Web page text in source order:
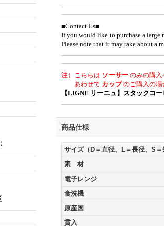
■Contact Us■
If you would like to purchase a large
Please note that it may take about a
注）こちらは ソーサー のみの購入
あわせて カップのご購入の場
【LIGNE リーニュ】スタックコ
商品仕様
サイズ（D＝直径、L＝長径、S＝
素 材
電子レンジ
食洗機
原産国
貫入